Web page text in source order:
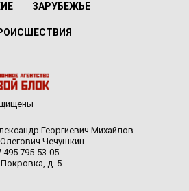
ЗАРУБЕЖЬЕ
Георгиевич Михайлов
Чечушкин.
795-53-05
Покровка, д. 5